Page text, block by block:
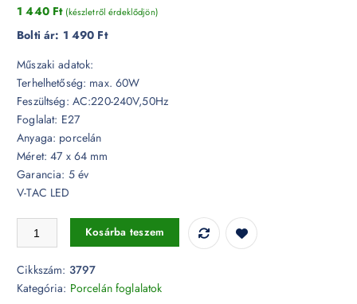
1 440 Ft (készletről érdeklődjön)
Bolti ár: 1 490 Ft
Műszaki adatok:
Terhelhetőség: max. 60W
Feszültség: AC:220-240V,50Hz
Foglalat: E27
Anyaga: porcelán
Méret: 47 x 64 mm
Garancia: 5 év
V-TAC LED
Porcelán E27 foglalat - 3797 (zöld) mennyiség
Kosárba teszem
Cikkszám: 3797
Kategória: Porcelán foglalatok